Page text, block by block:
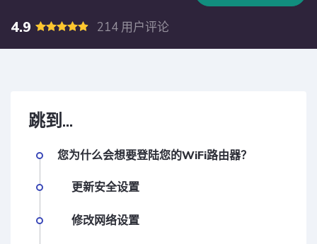
4.9 214 用户评论
跳到...
您为什么会想要登陆您的WiFi路由器？
更新安全设置
修改网络设置